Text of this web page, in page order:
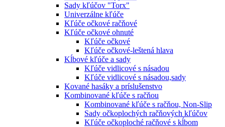
Sady kľúčov "Torx"
Univerzálne kľúče
Kľúče očkové račňové
Kľúče očkové ohnuté
Kľúče očkové
Kľúče očkové-leštená hlava
Kĺbové kľúče a sady
Kľúče vidlicové s násadou
Kľúče vidlicové s násadou,sady
Kované hasáky a príslušenstvo
Kombinované kľúče s račňou
Kombinované kľúče s račňou, Non-Slip
Sady očkoplochých račňových kľúčov
Kľúče očkoploché račňové s kĺbom